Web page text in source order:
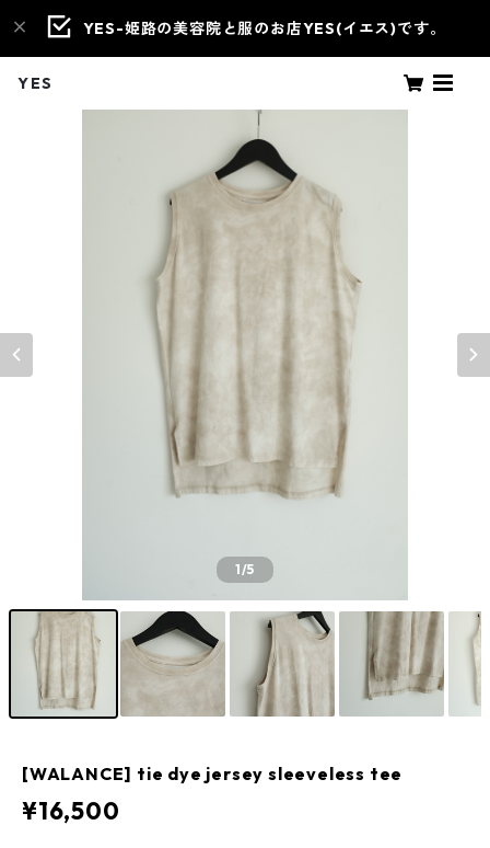
YES-姫路の美容院と服のお店YES(イエス)です。
YES
1/5
[WALANCE] tie dye jersey sleeveless tee
¥16,500